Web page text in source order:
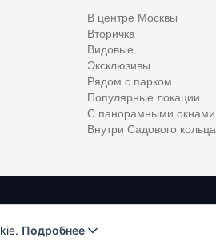
В центре Москвы
Вторичка
Видовые
Эксклюзивы
Рядом с парком
Популярные локации
С панорамными окнами
Внутри Садового кольца
Лицензионное соглашение
Подробнее